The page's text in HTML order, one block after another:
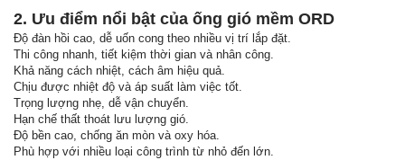
2. Ưu điểm nổi bật của ống gió mềm ORD
Độ đàn hồi cao, dễ uốn cong theo nhiều vị trí lắp đặt.
Thi công nhanh, tiết kiệm thời gian và nhân công.
Khả năng cách nhiệt, cách âm hiệu quả.
Chịu được nhiệt độ và áp suất làm việc tốt.
Trọng lượng nhẹ, dễ vận chuyển.
Hạn chế thất thoát lưu lượng gió.
Độ bền cao, chống ăn mòn và oxy hóa.
Phù hợp với nhiều loại công trình từ nhỏ đến lớn.